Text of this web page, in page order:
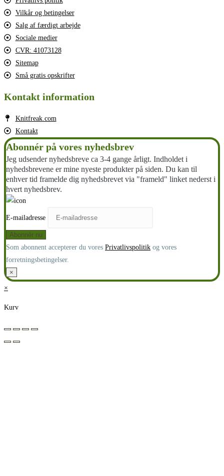
Vilkår og betingelser
Salg af færdigt arbejde
Sociale medier
CVR: 41073128
Sitemap
Små gratis opskrifter
Kontakt information
Knitfreak.com
Kontakt
Abonnér på vores nyhedsbrev
Jeg udsender nyhedsbreve ca 3-4 gange årligt. Indholdet i
nyhedsbrevene er mine nyeste produkter på siden. Du kan til
enhver tid framelde dig nyhedsbrevet via "frameld" linket nederst i
hvert nyhedsbrev.
E-mailadresse
Som abonnent accepterer du vores Privatlivspolitik og vores
forretningsbetingelser.
×
×
Kurv